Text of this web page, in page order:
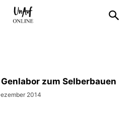
Genlabor zum Selberbauen
2014